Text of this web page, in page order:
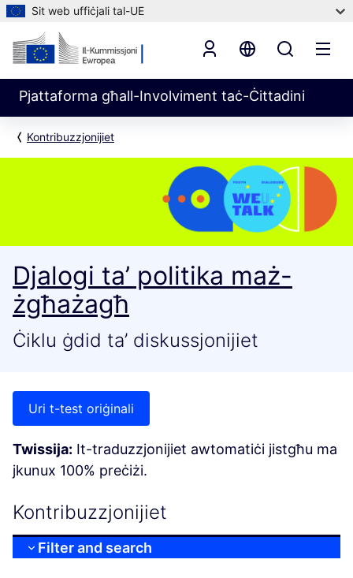
Sit web uffiċjali tal-UE
Pjattaforma għall-Involviment taċ-Ċittadini
Kontribuzzjonijiet
Djalogi ta’ politika maż-
żgħażagħ
Ċiklu ġdid ta’ diskussjonijiet
Uri t-test oriġinali
Twissija: It-traduzzjonijiet awtomatiċi jistgħu ma
jkunux 100% preċiżi.
Kontribuzzjonijiet
Filter and search